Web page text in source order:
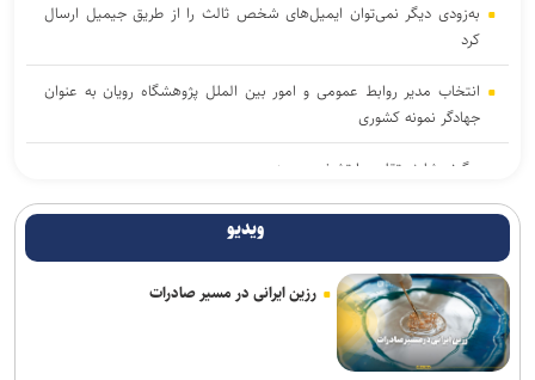
به‌زودی دیگر نمی‌توان ایمیل‌های شخص ثالث را از طریق جیمیل ارسال
کرد
انتخاب مدیر روابط عمومی و امور بین الملل پژوهشگاه رویان به عنوان
جهادگر نمونه کشوری
چگونه شارژر تقلبی را تشخیص دهیم
برگزیدگان مرحله دوم هفدهمین المپیاد دانش‌آموزی نانو اعلام شد
آزمون و محاکمه فلزات در آزمایشگاه با یک دستگاه دانش‌بنیان ایرانی
خبرنگاران، میان ذات و کارکرد فناوری در جامعه پیوند برقرار می‌کنند
نقطه مقابل «دِژا-وو» حتی از آن هم عجیب‌تر است
ویدیو
رزین ایرانی در مسیر صادرات